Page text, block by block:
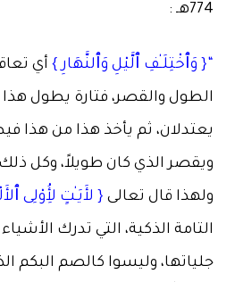
774هـ :
“{ وَٱخْتِلَـٰفِ ٱلَّيْلِ وَٱلنَّهَارِ } أي
الطول والقصر، فتارة يطول
يعتدلان، ثم يأخذ هذا من هذا
ويقصر الذي كان طويلاً، وكل ذلك
ولهذا قال تعالى { لأَيَـٰتٍ لأُِوْلِى
التامة الذكية، التي تدرك
جلياتها، وليسوا كالصم البكم